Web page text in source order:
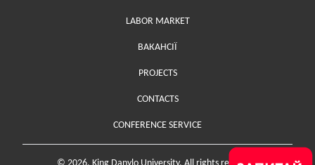
LABOR MARKET
ВАКАНСІЇ
PROJECTS
Меню у футері (додаткове)
CONTACTS
CONFERENCE SERVICE